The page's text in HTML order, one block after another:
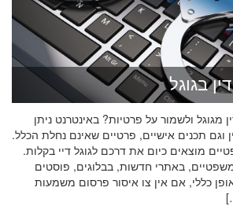
בגוגל
ולשמור על פרטיות? באינטרנט ניתן
תכנים אישיים, פרטיים שאינם נחלת הכלל.
מוצאים כיום את דרכם לגוגל דיי בקלות.
באתרי חדשות, בבלוגים, פוסטים
כללי, אם אין צו איסור פרסום משמעות